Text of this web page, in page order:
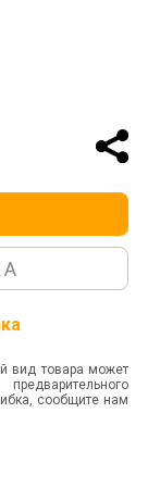
вид товара может
сообщите нам